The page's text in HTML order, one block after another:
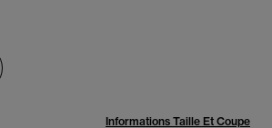
sélectionné
Informations Taille Et Coupe